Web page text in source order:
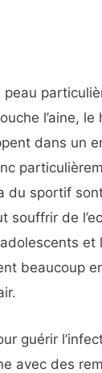
l’aine,
dans un
du sportif
souffrir de
et
beaucoup
guérir
avec des